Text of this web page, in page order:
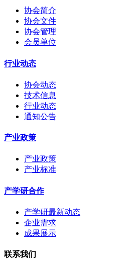
协会简介
协会文件
协会管理
会员单位
行业动态
协会动态
技术信息
行业动态
通知公告
产业政策
产业政策
产业标准
产学研合作
产学研最新动态
企业需求
成果展示
联系我们